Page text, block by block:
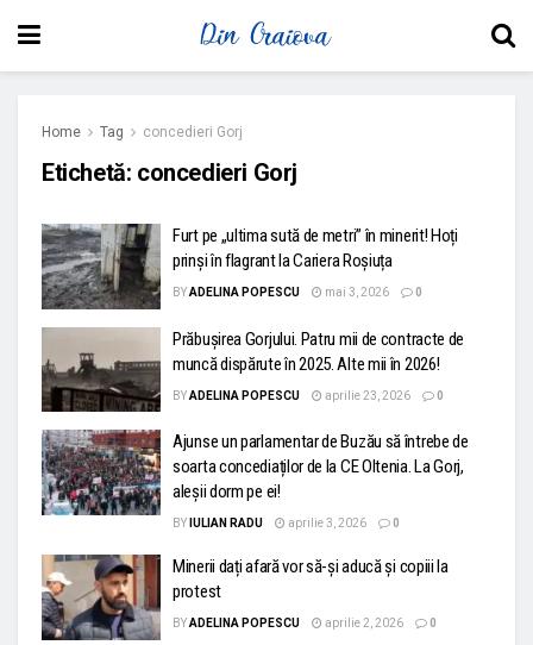
Home Tag concedieri Gorj
Etichetă: concedieri Gorj
Furt pe „ultima sută de metri” în minerit! Hoți
prinși în flagrant la Cariera Roșiuța
BYADELINA POPESCU mai 3, 2026 0
Prăbușirea Gorjului. Patru mii de contracte de
muncă dispărute în 2025. Alte mii în 2026!
BYADELINA POPESCU aprilie 23, 2026 0
Ajunse un parlamentar de Buzău să întrebe de
soarta concediaților de la CE Oltenia. La Gorj,
aleșii dorm pe ei!
BY IULIAN RADU aprilie 3, 2026 0
Minerii dați afară vor să-și aducă și copiii la
protest
BYADELINA POPESCU aprilie 2, 2026 0